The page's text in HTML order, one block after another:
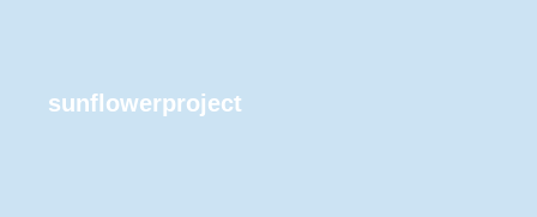
sunflowerproject